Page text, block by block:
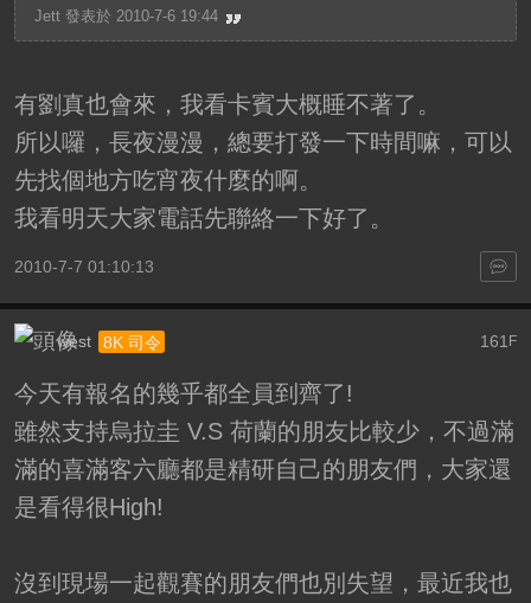
Jett 發表於 2010-7-6 19:44
有劉真也會來，我看卡賓大概睡不著了。
所以囉，長夜漫漫，總要打發一下時間嘛，可以
先找個地方吃宵夜什麼的啊。
我看明天大家電話先聯絡一下好了。
2010-7-7 01:10:13
161 F
west 8K 司令
今天有報名的幾乎都全員到齊了!
雖然支持烏拉圭 V.S 荷蘭的朋友比較少，不過滿
滿的喜滿客六廳都是精研自己的朋友們，大家還
是看得很High!
沒到現場一起觀賽的朋友們也別失望，最近我也